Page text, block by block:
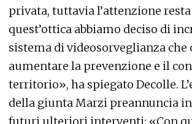
privata, tuttavia l’attenzione
quest’ottica abbiamo deciso di
sistema di videosorveglianza che
aumentare la prevenzione e il
territorio», ha spiegato Decolle.
della giunta Marzi preannuncia